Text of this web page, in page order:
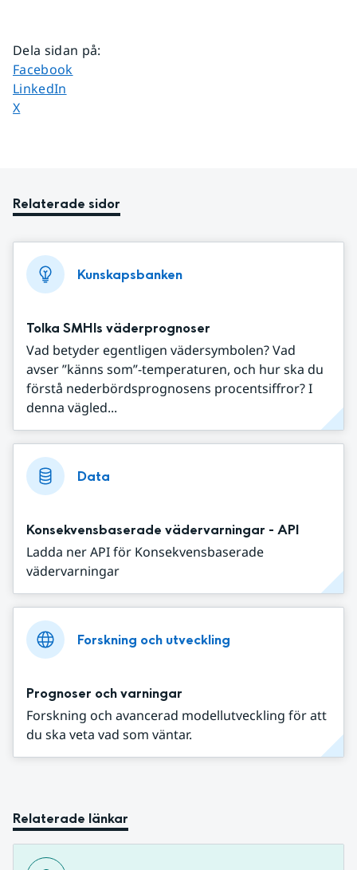
Dela sidan på:
Dela sidan på
Facebook
Dela sidan på
LinkedIn
Dela sidan på
X
Relaterade sidor
Kunskapsbanken
Tolka SMHIs väderprognoser
Vad betyder egentligen vädersymbolen? Vad
avser ”känns som”-temperaturen, och hur ska du
förstå nederbördsprognosens procentsiffror? I
denna vägled...
Data
Konsekvensbaserade vädervarningar - API
Ladda ner API för Konsekvensbaserade
vädervarningar
Forskning och utveckling
Prognoser och varningar
Forskning och avancerad modellutveckling för att
du ska veta vad som väntar.
Relaterade länkar